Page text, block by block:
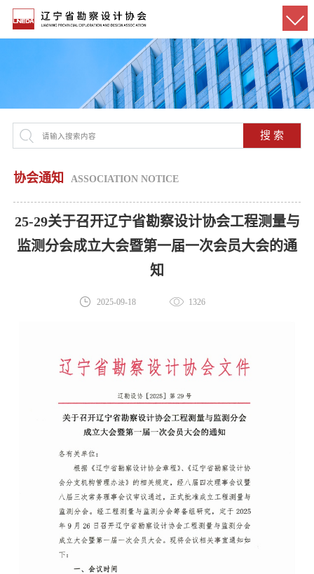
搜 索
协会通知 ASSOCIATION NOTICE
25-29关于召开辽宁省勘察设计协会工程测量与
监测分会成立大会暨第一届一次会员大会的通
知
2025-09-18 1326